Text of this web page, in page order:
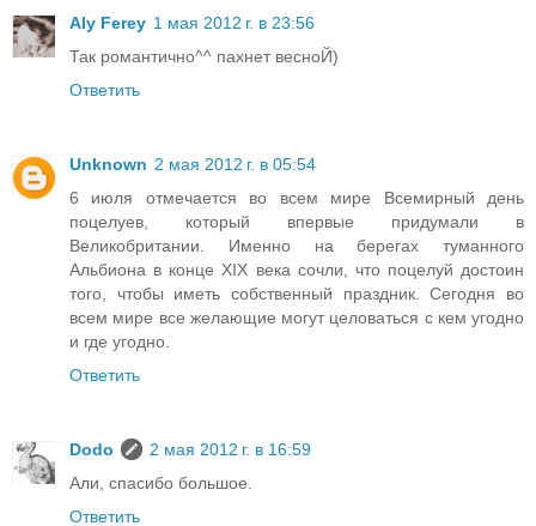
Aly Ferey 1 мая 2012 г. в 23:56
Так романтично^^ пахнет весноЙ)
Ответить
Unknown 2 мая 2012 г. в 05:54
6 июля отмечается во всем мире Всемирный день
поцелуев, который впервые придумали в
Великобритании. Именно на берегах туманного
Альбиона в конце XIX века сочли, что поцелуй достоин
того, чтобы иметь собственный праздник. Сегодня во
всем мире все желающие могут целоваться с кем угодно
и где угодно.
Ответить
Dodo
2 мая 2012 г. в 16:59
Али, спасибо большое.
Ответить